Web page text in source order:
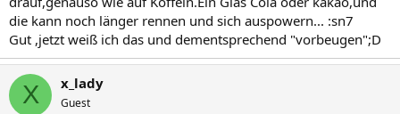
die kann noch länger rennen und sich auspowern... :sn7
Gut ,jetzt weiß ich das und dementsprechend "vorbeugen";D
X x_lady
Guest